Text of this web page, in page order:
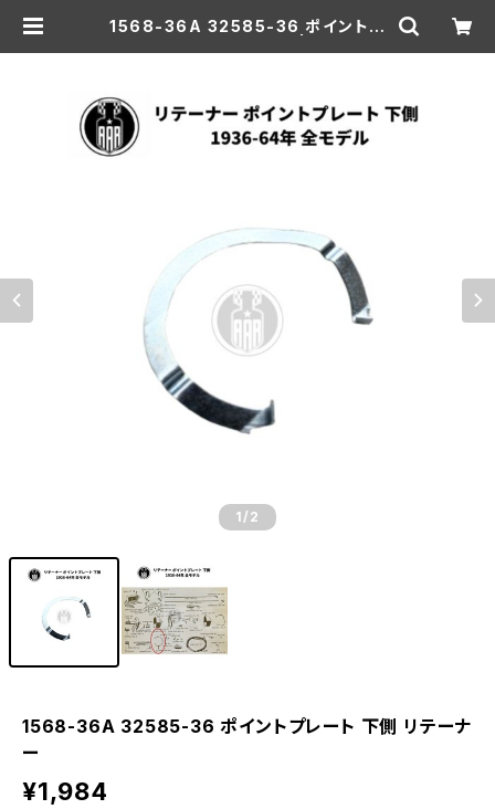
1568-36A 32585-36 ポイントプ
1 /2
1568-36A 32585-36 ポイントプレート 下側 リテーナ
ー
¥1,984